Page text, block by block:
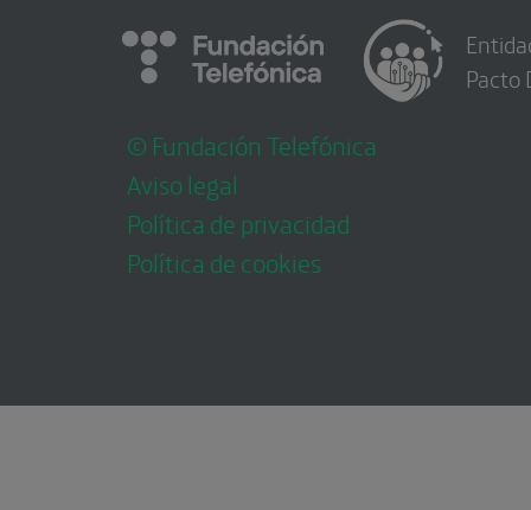
© Fundación Telefónica
Aviso legal
Política de privacidad
Política de cookies
Pacto